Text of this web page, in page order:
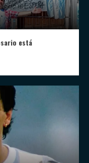
está